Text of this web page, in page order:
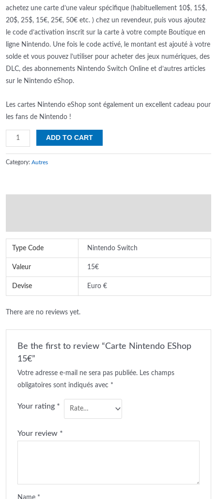
achetez une carte d’une valeur spécifique (habituellement 10$, 15$,
20$, 25$, 15€, 25€, 50€ etc. ) chez un revendeur, puis vous ajoutez
le code d’activation inscrit sur la carte à votre compte Boutique en
ligne Nintendo. Une fois le code activé, le montant est ajouté à votre
solde et vous pouvez l’utiliser pour acheter des jeux numériques, des
DLC, des abonnements Nintendo Switch Online et d’autres articles
sur le Nintendo eShop.
Les cartes Nintendo eShop sont également un excellent cadeau pour
les fans de Nintendo !
Carte
Nintendo
EShop
ADD TO CART
Category: Autres
Type Code Nintendo Switch
Valeur 15€
Devise Euro €
There are no reviews yet.
Be the first to review “Carte Nintendo EShop
15€”
Votre adresse e-mail ne sera pas publiée. Les champs
obligatoires sont indiqués avec *
Your rating *
Your review *
Name *